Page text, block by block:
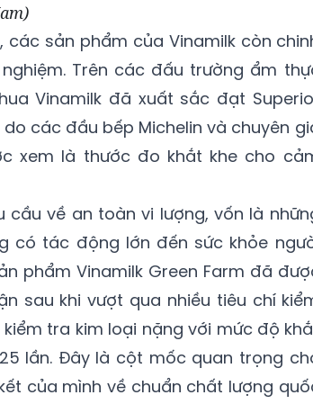
sản phẩm của Vinamilk còn
Trên các đấu trường ẩm
Vinamilk đã xuất sắc đạt
các đầu bếp Michelin và chuyên
xem là thước đo khắt khe cho
cầu về an toàn vi lượng, vốn là
có tác động lớn đến sức khỏe
phẩm Vinamilk Green Farm đã
sau khi vượt qua nhiều tiêu chí
tra kim loại nặng với mức độ
lần. Đây là cột mốc quan trọng
của mình về chuẩn chất lượng